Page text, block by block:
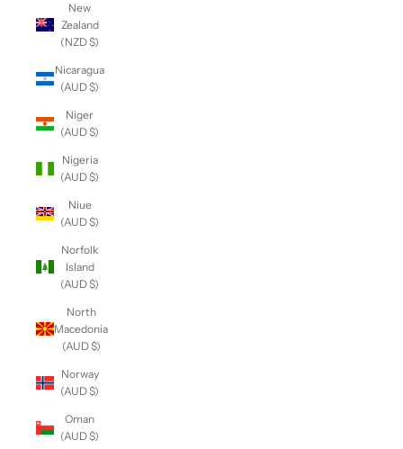
New
Zealand
(NZD $)
Nicaragua
(AUD $)
Niger
(AUD $)
Nigeria
(AUD $)
Niue
(AUD $)
Norfolk
Island
(AUD $)
North
Macedonia
(AUD $)
Norway
(AUD $)
Oman
(AUD $)